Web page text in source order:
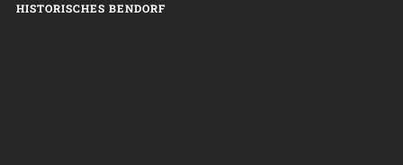
HISTORISCHES BENDORF